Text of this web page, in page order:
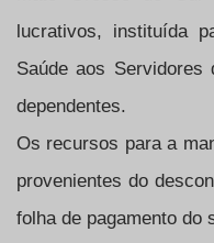
lucrativos, instituída
Saúde aos
dependentes.
Os recursos para a
provenientes do
folha de pagamento do